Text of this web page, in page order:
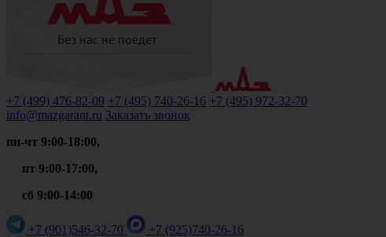
+7 (499) 476-82-09 +7 (495) 740-26-16 +7 (495) 972-32-70
info@mazgarant.ru Заказать звонок
пн-чт 9:00-18:00,
пт 9:00-17:00,
сб 9:00-14:00
+7 (901)546-32-70 +7 (925)740-26-16